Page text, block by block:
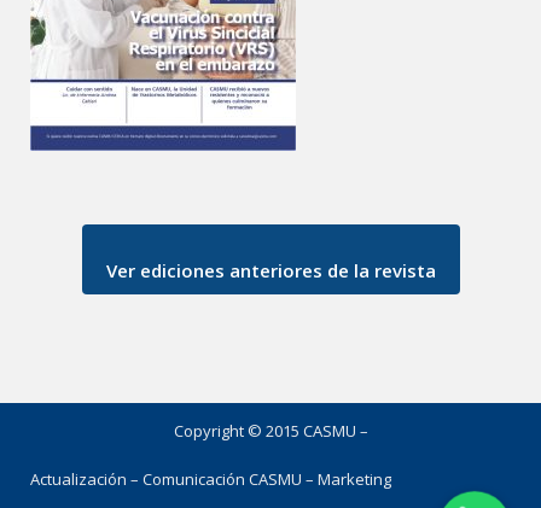
Ver ediciones anteriores de la revista
Copyright © 2015 CASMU –
Actualización – Comunicación CASMU – Marketing